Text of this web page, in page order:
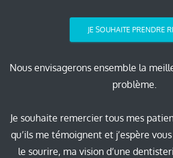
JE SOUHAITE PRENDRE
Nous envisagerons ensemble la
problème.
Je souhaite remercier tous mes
qu’ils me témoignent et j’espère
le sourire, ma vision d’une